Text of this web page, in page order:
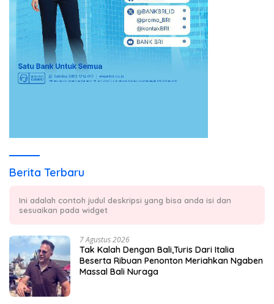
Berita Terbaru
Ini adalah contoh judul deskripsi yang bisa anda isi dan
sesuaikan pada widget
7 Agustus 2026
Tak Kalah Dengan Bali,Turis Dari Italia
Beserta Ribuan Penonton Meriahkan Ngaben
Massal Bali Nuraga